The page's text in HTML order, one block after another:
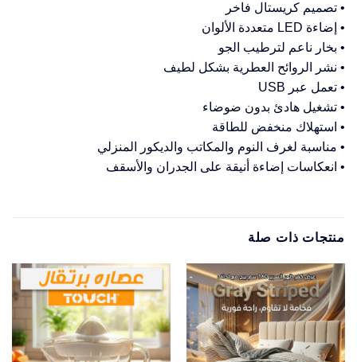
• تصميم كريستال فاخر
• إضاءة LED متعددة الألوان
• بخار ناعم لترطيب الجو
• نشر الروائح العطرية بشكل لطيف
• تعمل عبر USB
• تشغيل هادئ بدون ضوضاء
• استهلاك منخفض للطاقة
• مناسبة لغرف النوم والمكاتب والديكور المنزلي
• انعكاسات إضاءة أنيقة على الجدران والأسقف
منتجات ذات صلة